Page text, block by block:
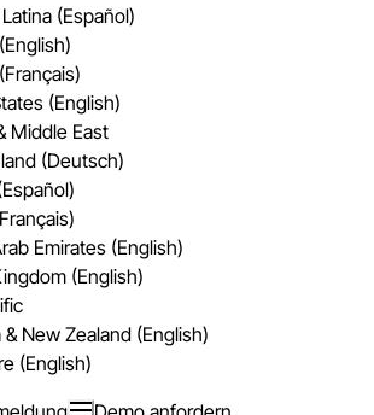
(Español)
(English)
Middle East
(Deutsch)
Emirates (English)
(English)
& New Zealand (English)
(English)